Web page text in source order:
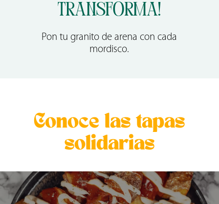
transforma!
Pon tu granito de arena con cada
mordisco.
Conoce las tapas
solidarias